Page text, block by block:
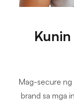
Mag-secure ng
brand sa mga